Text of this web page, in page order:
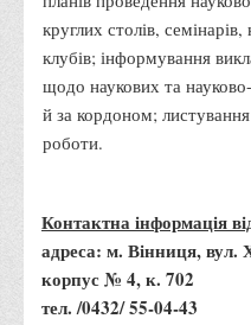
Перелік документів
Обсяги державного
Розклади проведення
Розмір плати за надання
Положення про
Рішення приймальної
Порядок прийому
круглих столів,
клубів; інформування
щодо наукових та
й за кордоном;
роботи.
Контактна інформація
адреса: м. Вінниця,
корпус № 4, к. 702
тел. /0432/ 55-04-43